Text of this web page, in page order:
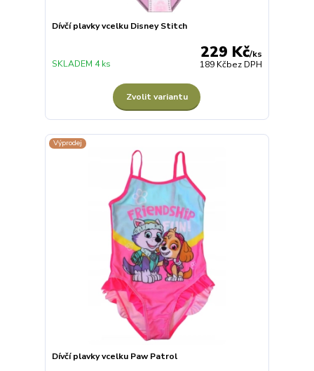
Dívčí plavky vcelku Disney Stitch
229 Kč/ks
189 Kčbez DPH
SKLADEM 4 ks
Zvolit variantu
Výprodej
Dívčí plavky vcelku Paw Patrol